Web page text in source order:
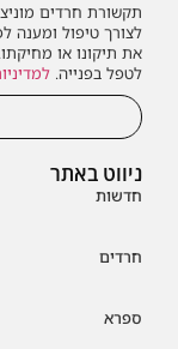
ניווט באתר
חדשות
חרדים
ספרא
תקשורת חרדים
לצורך טיפול ומענה
את תיקונו או
לטפל בפנייה.